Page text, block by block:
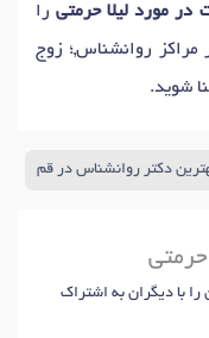
در مورد لیلا حرمتیرا
مراکز روانشناس,؛ زوج
شوید.
دکتر روانشناس در قم
حرمتی
را با دیگران به اشتراک